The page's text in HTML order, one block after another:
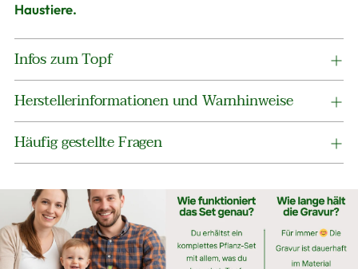
Haustiere.
Infos zum Topf
Herstellerinformationen und Warnhinweise
Häufig gestellte Fragen